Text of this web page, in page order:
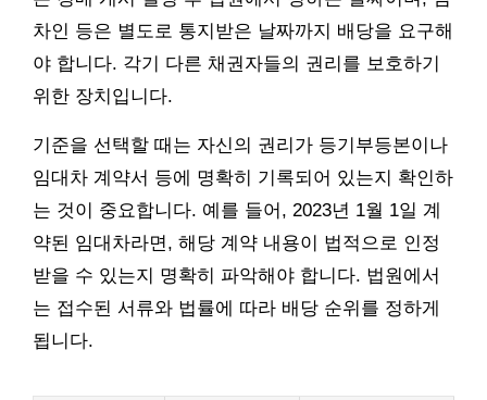
차인 등은 별도로 통지받은 날짜까지 배당을 요구해
야 합니다. 각기 다른 채권자들의 권리를 보호하기
위한 장치입니다.
기준을 선택할 때는 자신의 권리가 등기부등본이나
임대차 계약서 등에 명확히 기록되어 있는지 확인하
는 것이 중요합니다. 예를 들어, 2023년 1월 1일 계
약된 임대차라면, 해당 계약 내용이 법적으로 인정
받을 수 있는지 명확히 파악해야 합니다. 법원에서
는 접수된 서류와 법률에 따라 배당 순위를 정하게
됩니다.